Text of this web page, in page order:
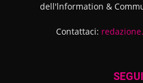
dell'lnformation &
Contattaci: